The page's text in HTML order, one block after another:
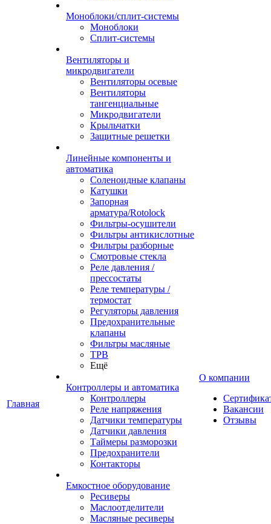
Главная
Моноблоки/сплит-системы
Моноблоки
Сплит-системы
Вентиляторы и
микродвигатели
Вентиляторы осевые
Вентиляторы
тангенциальные
Микродвигатели
Крыльчатки
Защитные решетки
Линейные компоненты и
автоматика
Соленоидные клапаны
Катушки
Запорная
арматура/Rotolock
Фильтры-осушители
Фильтры антикислотные
Фильтры разборные
Смотровые стекла
Реле давления /
прессостаты
Реле температуры /
термостат
Регуляторы давления
Предохранительные
клапаны
Фильтры масляные
ТРВ
Ещё
Контроллеры и автоматика
Контроллеры
Реле напряжения
Датчики температуры
Датчики давления
Таймеры разморозки
Предохранители
Контакторы
Емкостное оборудование
Ресиверы
Маслоотделители
Масляные ресиверы
О компании
Вакансии
Отзывы